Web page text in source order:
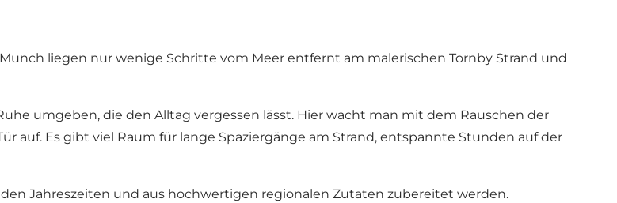
liegen nur wenige Schritte vom Meer entfernt am malerischen Tornby Strand und
umgeben, die den Alltag vergessen lässt. Hier wacht man mit dem Rauschen der
auf. Es gibt viel Raum für lange Spaziergänge am Strand, entspannte Stunden auf der
Jahreszeiten und aus hochwertigen regionalen Zutaten zubereitet werden.